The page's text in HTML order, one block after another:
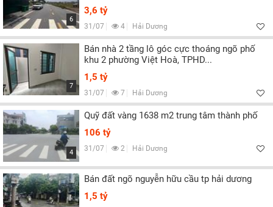
6
3,6 tỷ
31/07 4 Hải Dương
7
Bán nhà 2 tầng lô góc cực thoáng ngõ phố
khu 2 phường Việt Hoà, TPHD...
1,5 tỷ
31/07 7 Hải Dương
4
Quỹ đất vàng 1638 m2 trung tâm thành phố
106 tỷ
31/07 2 Hải Dương
Bán đất ngõ nguyễn hữu cầu tp hải dương
1,5 tỷ